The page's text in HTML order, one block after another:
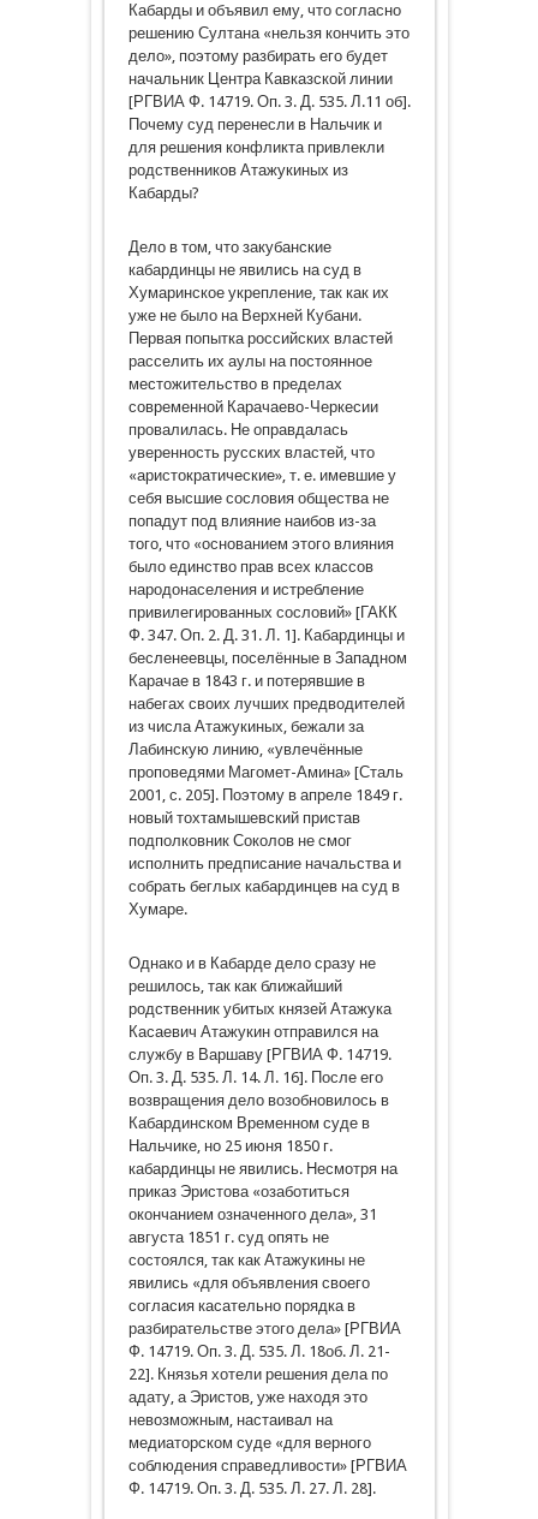
Кабарды и объявил ему, что согласно
решению Султана «нельзя кончить это
дело», поэтому разбирать его будет
начальник Центра Кавказской линии
[РГВИА Ф. 14719. Оп. 3. Д. 535. Л.11 об].
Почему суд перенесли в Нальчик и
для решения конфликта привлекли
родственников Атажукиных из
Кабарды?
Дело в том, что закубанские
кабардинцы не явились на суд в
Хумаринское укрепление, так как их
уже не было на Верхней Кубани.
Первая попытка российских властей
расселить их аулы на постоянное
местожительство в пределах
современной Карачаево-Черкесии
провалилась. Не оправдалась
уверенность русских властей, что
«аристократические», т. е. имевшие у
себя высшие сословия общества не
попадут под влияние наибов из-за
того, что «основанием этого влияния
было единство прав всех классов
народонаселения и истребление
привилегированных сословий» [ГАКК
Ф. 347. Оп. 2. Д. 31. Л. 1]. Кабардинцы и
бесленеевцы, поселённые в Западном
Карачае в 1843 г. и потерявшие в
набегах своих лучших предводителей
из числа Атажукиных, бежали за
Лабинскую линию, «увлечённые
проповедями Магомет-Амина» [Сталь
2001, с. 205]. Поэтому в апреле 1849 г.
новый тохтамышевский пристав
подполковник Соколов не смог
исполнить предписание начальства и
собрать беглых кабардинцев на суд в
Хумаре.
Однако и в Кабарде дело сразу не
решилось, так как ближайший
родственник убитых князей Атажука
Касаевич Атажукин отправился на
службу в Варшаву [РГВИА Ф. 14719.
Оп. 3. Д. 535. Л. 14. Л. 16]. После его
возвращения дело возобновилось в
Кабардинском Временном суде в
Нальчике, но 25 июня 1850 г.
кабардинцы не явились. Несмотря на
приказ Эристова «озаботиться
окончанием означенного дела», 31
августа 1851 г. суд опять не
состоялся, так как Атажукины не
явились «для объявления своего
согласия касательно порядка в
разбирательстве этого дела» [РГВИА
Ф. 14719. Оп. 3. Д. 535. Л. 18об. Л. 21-
22]. Князья хотели решения дела по
адату, а Эристов, уже находя это
невозможным, настаивал на
медиаторском суде «для верного
соблюдения справедливости» [РГВИА
Ф. 14719. Оп. 3. Д. 535. Л. 27. Л. 28].